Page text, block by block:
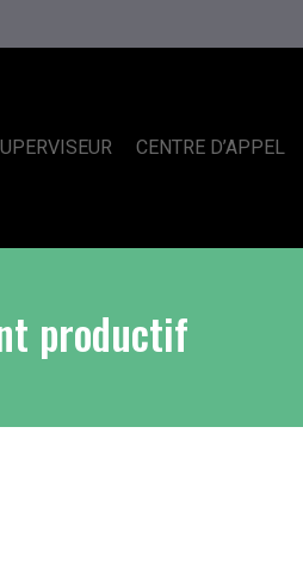
CENTRE D’APPEL
productif